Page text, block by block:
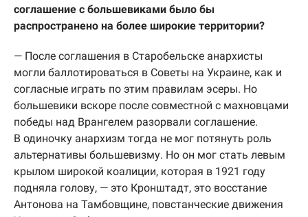
соглашение с большевиками было бы
распространено на более широкие территории?
— После соглашения в Старобельске анархисты
могли баллотироваться в Советы на Украине, как и
согласные играть по этим правилам эсеры. Но
большевики вскоре после совместной с махновцами
победы над Врангелем разорвали соглашение.
В одиночку анархизм тогда не мог потянуть роль
альтернативы большевизму. Но он мог стать левым
крылом широкой коалиции, которая в 1921 году
подняла голову, — это Кронштадт, это восстание
Антонова на Тамбовщине, повстанческие движения